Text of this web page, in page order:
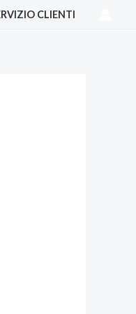
CLIENTI